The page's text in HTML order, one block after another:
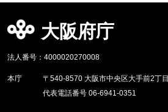
大阪府庁
法人番号：4000020270008
本庁
〒540-8570 大阪市中央区大手前2丁目
代表電話番号 06-6941-0351